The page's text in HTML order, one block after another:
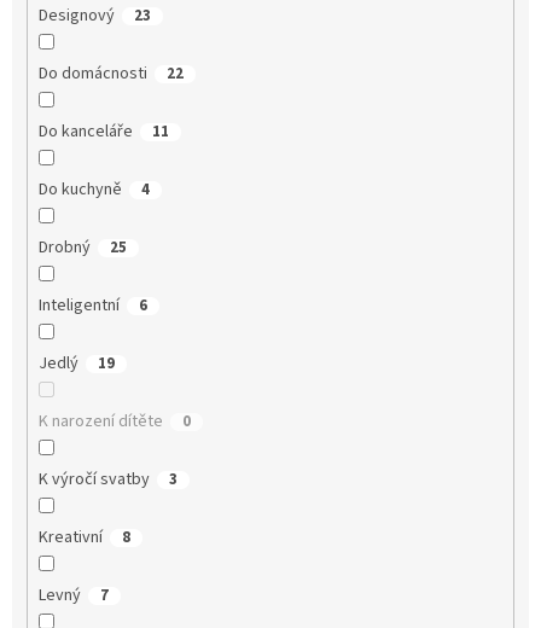
Designový 23
Do domácnosti 22
Do kanceláře 11
Do kuchyně 4
Drobný 25
Inteligentní 6
Jedlý 19
K narození dítěte 0
K výročí svatby 3
Kreativní 8
Levný 7